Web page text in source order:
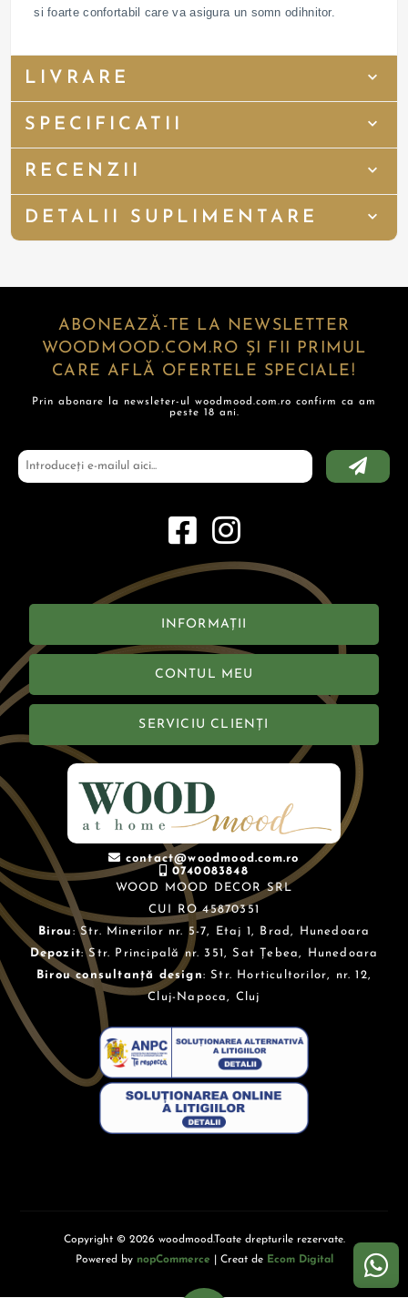
si foarte confortabil care va asigura un somn odihnitor.
LIVRARE
SPECIFICATII
RECENZII
DETALII SUPLIMENTARE
ABONEAZĂ-TE LA NEWSLETTER
WOODMOOD.COM.RO ȘI FII PRIMUL
CARE AFLĂ OFERTELE SPECIALE!
Prin abonare la newsleter-ul woodmood.com.ro confirm ca am
peste 18 ani.
INFORMAȚII
CONTUL MEU
SERVICIU CLIENȚI
contact@woodmood.com.ro
0740083848
WOOD MOOD DECOR SRL
CUI RO 45870351
Birou : Str. Minerilor nr. 5-7, Etaj 1, Brad, Hunedoara
Depozit: Str. Principală nr. 351, Sat Țebea, Hunedoara
Birou consultanță design: Str. Horticultorilor, nr. 12,
Cluj-Napoca, Cluj
Copyright © 2026 woodmood.Toate drepturile rezervate.
Powered by nopCommerce | Creat de Ecom Digital